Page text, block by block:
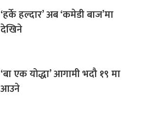
‘हर्के हल्दार’ अब ‘कमेडी बाज’मा
देखिने
‘बा एक योद्धा’ आगामी भदौ १९ मा
आउने